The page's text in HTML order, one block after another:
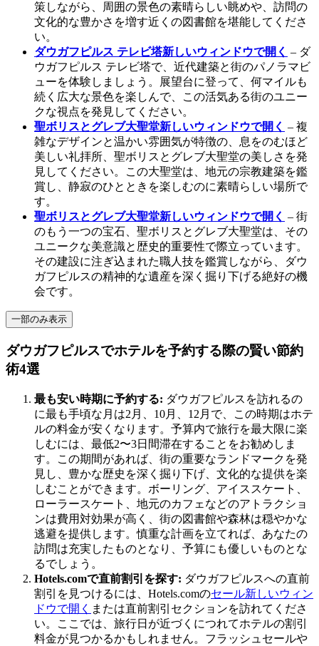
策しながら、周囲の景色の素晴らしい眺めや、訪問の
文化的な豊かさを増す近くの図書館を堪能してくださ
い。
ダウガフピルス テレビ塔新しいウィンドウで開く – ダ
ウガフピルス テレビ塔で、近代建築と街のパノラマビ
ューを体験しましょう。展望台に登って、何マイルも
続く広大な景色を楽しんで、この活気ある街のユニー
クな視点を発見してください。
聖ボリスとグレブ大聖堂新しいウィンドウで開く – 複
雑なデザインと温かい雰囲気が特徴の、息をのむほど
美しい礼拝所、聖ボリスとグレブ大聖堂の美しさを発
見してください。この大聖堂は、地元の宗教建築を鑑
賞し、静寂のひとときを楽しむのに素晴らしい場所で
す。
聖ボリスとグレブ大聖堂新しいウィンドウで開く – 街
のもう一つの宝石、聖ボリスとグレブ大聖堂は、その
ユニークな美意識と歴史的重要性で際立っています。
その建設に注ぎ込まれた職人技を鑑賞しながら、ダウ
ガフピルスの精神的な遺産を深く掘り下げる絶好の機
会です。
一部のみ表示
ダウガフピルスでホテルを予約する際の賢い節約
術4選
最も安い時期に予約する: ダウガフピルスを訪れるの
に最も手頃な月は2月、10月、12月で、この時期はホテ
ルの料金が安くなります。予算内で旅行を最大限に楽
しむには、最低2〜3日間滞在することをお勧めしま
す。この期間があれば、街の重要なランドマークを発
見し、豊かな歴史を深く掘り下げ、文化的な提供を楽
しむことができます。ボーリング、アイススケート、
ローラースケート、地元のカフェなどのアトラクショ
ンは費用対効果が高く、街の図書館や森林は穏やかな
逃避を提供します。慎重な計画を立てれば、あなたの
訪問は充実したものとなり、予算にも優しいものとな
るでしょう。
Hotels.comで直前割引を探す: ダウガフピルスへの直前
割引を見つけるには、Hotels.comのセール新しいウィン
ドウで開く または直前割引セクションを訪れてくださ
い。ここでは、旅行日が近づくにつれてホテルの割引
料金が見つかるかもしれません。フラッシュセールや